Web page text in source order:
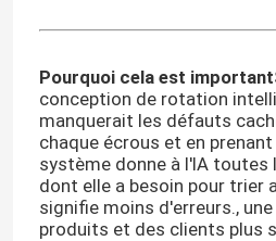
Pourquoi cela est important
conception de rotation
manquerait les défauts
chaque écrous et en
système donne à l'IA
dont elle a besoin pour trier
signifie moins d'erreurs.,
produits et des clients plus